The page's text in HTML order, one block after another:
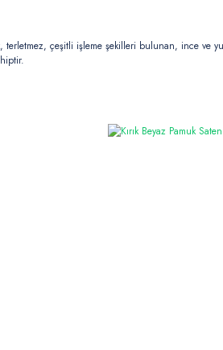
terletmez, çeşitli işleme şekilleri bulunan, ince ve